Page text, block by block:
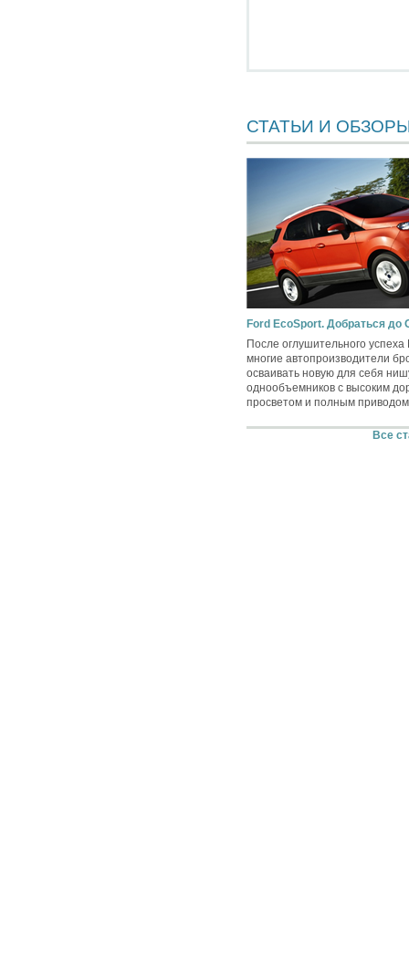
СТАТЬИ И
Ford EcoSport. Добраться до
После оглушительного
многие автопроизводители
осваивать новую для себя
однообъемников с высоким
просветом и полным
Все